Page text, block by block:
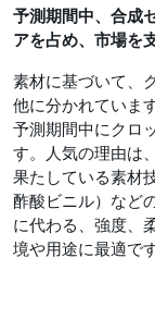
予測期間中、 合成
アを占め、市場を
素材に基づいて、
他に分かれていま
予測期間中にクロ
す。人気の理由は
果たしている素材
酢酸ビニル）など
に代わる、強度、
境や用途に最適です